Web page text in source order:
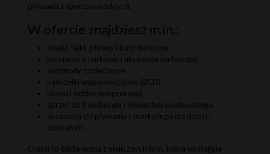
pływania i sportów wodnych.
W ofercie znajdziesz m.in.:
maski, fajki, płetwy i buty nurkowe
komputery nurkowe i akcesoria techniczne
automaty oddechowe
kamizelki wypornościowe (BCD)
pianki i odzież neoprenową
sprzęt do freedivingu i łowiectwa podwodnego
akcesoria do pływania i snorkelingu dla dzieci i
dorosłych
Cressi to także jedna z nielicznych firm, która obsługuje